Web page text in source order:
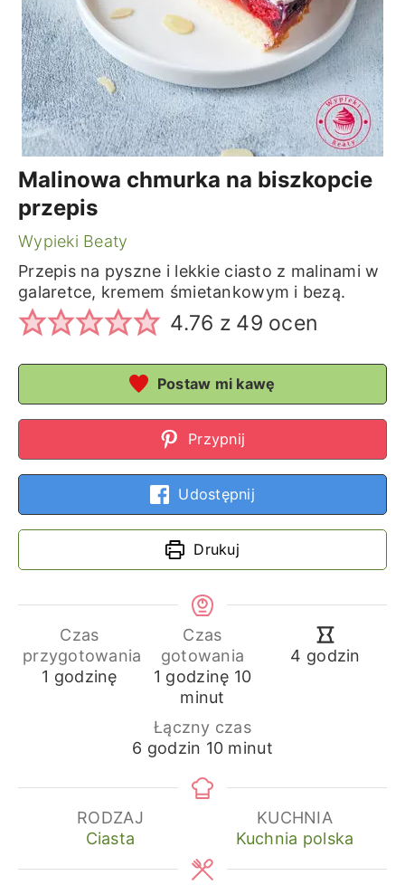
Malinowa chmurka na biszkopcie
przepis
Wypieki Beaty
Przepis na pyszne i lekkie ciasto z malinami w
galaretce, kremem śmietankowym i bezą.
4.76 z 49 ocen
Postaw mi kawę
Przypnij
Udostępnij
Drukuj
Czas
przygotowania
1 godzina
godzinę
Czas
gotowania
1 godzina
godzinę 10minuty
minut
4 godziny
godzin
Łączny czas
6 godziny
godzin 10minuty
minut
RODZAJ
Ciasta
KUCHNIA
Kuchnia polska